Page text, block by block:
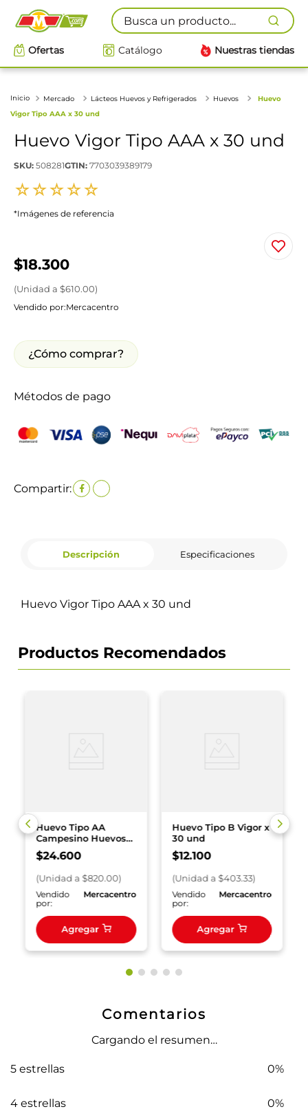
Busca un producto...
Ofertas Catálogo Nuestras tiendas
Mercado Lácteos Huevos y Refrigerados Huevos
Huevo
Vigor Tipo AAA x 30 und
Huevo Vigor Tipo AAA x 30 und
SKU: 508281GTIN: 7703039389179
☆☆☆☆☆
*Imágenes de referencia
$18.300
(Unidad a $610.00)
Vendido por:Mercacentro
¿Cómo comprar?
Métodos de pago
Compartir:
Descripción Especificaciones
Huevo Vigor Tipo AAA x 30 und
Productos Recomendados
Huevo Tipo AA
Campesino Huevos
Oro x 30 und
$24.600
(Unidad a $820.00)
Vendido
por:
Mercacentro
Agregar
Huevo Tipo B Vigor x
30 und
$12.100
(Unidad a $403.33)
Vendido
por:
Mercacentro
Agregar
Comentarios
Cargando el resumen…
5 estrellas 0%
4 estrellas 0%